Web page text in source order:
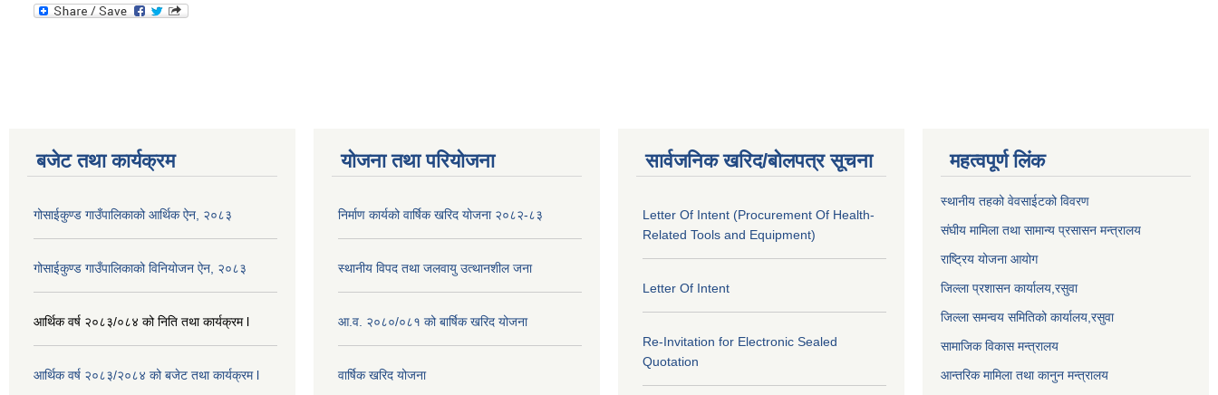
बजेट तथा कार्यक्रम
गोसाईकुण्ड गाउँपालिकाको आर्थिक ऐन, २०८३
गोसाईकुण्ड गाउँपालिकाको विनियोजन ऐन, २०८३
आर्थिक वर्ष २०८३/०८४ को निति तथा कार्यक्रम l
आर्थिक वर्ष २०८३/२०८४ को बजेट तथा कार्यक्रम l
योजना तथा परियोजना
निर्माण कार्यको वार्षिक खरिद योजना २०८२-८३
स्थानीय विपद तथा जलवायु उत्थानशील जना
आ.व. २०८०/०८१ को बार्षिक खरिद योजना
वार्षिक खरिद योजना
सार्वजनिक खरिद/बोलपत्र सूचना
Letter Of Intent (Procurement Of Health-
Related Tools and Equipment)
Letter Of Intent
Re-Invitation for Electronic Sealed
Quotation
महत्वपूर्ण लिंक
स्थानीय तहको वेवसाईटको विवरण
संघीय मामिला तथा सामान्य प्रसासन मन्त्रालय
राष्ट्रिय योजना आयोग
जिल्ला प्रशासन कार्यालय, रसुवा
जिल्ला समन्वय समितिको कार्यालय, रसुवा
सामाजिक विकास मन्त्रालय
आन्तरिक मामिला तथा कानुन मन्त्रालय